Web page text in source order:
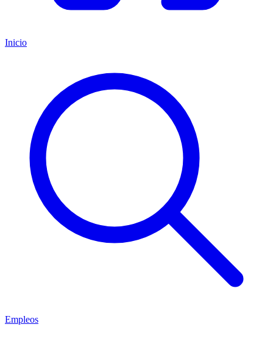
Inicio
Empleos